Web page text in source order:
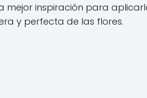
mejor inspiración para
y perfecta de las flores.